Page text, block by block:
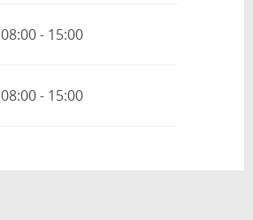
08:00 - 15:00
08:00 - 15:00